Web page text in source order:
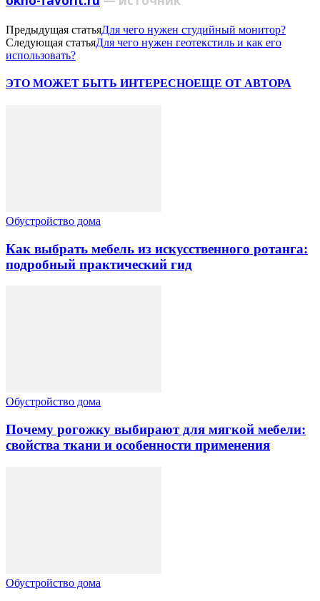
Предыдущая статьяДля чего нужен студийный монитор?
Следующая статьяДля чего нужен геотекстиль и как его
использовать?
ЭТО МОЖЕТ БЫТЬ ИНТЕРЕСНОЕЩЕ ОТ АВТОРА
Обустройство дома
Как выбрать мебель из искусственного ротанга:
подробный практический гид
Обустройство дома
Почему рогожку выбирают для мягкой мебели:
свойства ткани и особенности применения
Обустройство дома